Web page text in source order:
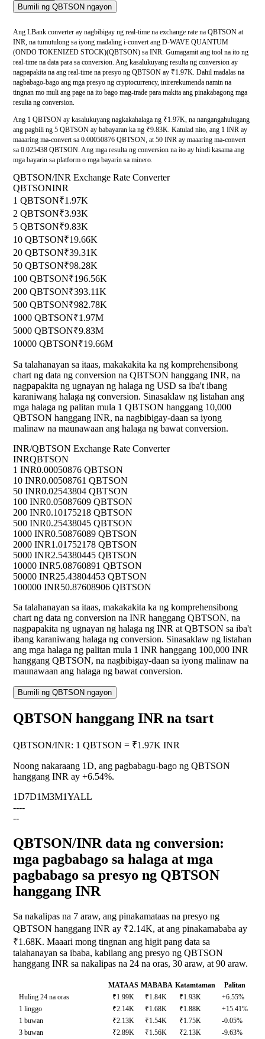
Bumili ng QBTSON ngayon
Ang LBank converter ay nagbibigay ng real-time na exchange rate na QBTSON at
INR, na tumutulong sa iyong madaling i-convert ang D-WAVE QUANTUM
(ONDO TOKENIZED STOCK)(QBTSON) sa INR. Gumagamit ang tool na ito ng
real-time na data para sa conversion. Ang kasalukuyang resulta ng conversion ay
nagpapakita na ang real-time na presyo ng QBTSON ay ₹1.97K. Dahil madalas na
nagbabago-bago ang mga presyo ng cryptocurrency, inirerekumenda namin na
tingnan mo muli ang page na ito bago mag-trade para makita ang pinakabagong mga
resulta ng conversion.
Ang 1 QBTSON ay kasalukuyang nagkakahalaga ng ₹1.97K, na nangangahulugang
ang pagbili ng 5 QBTSON ay babayaran ka ng ₹9.83K. Katulad nito, ang 1 INR ay
maaaring ma-convert sa 0.00050876 QBTSON, at 50 INR ay maaaring ma-convert
sa 0.025438 QBTSON. Ang mga resulta ng conversion na ito ay hindi kasama ang
mga bayarin sa platform o mga bayarin sa minero.
QBTSON/INR Exchange Rate Converter
QBTSONINR
1 QBTSON₹1.97K
2 QBTSON₹3.93K
5 QBTSON₹9.83K
10 QBTSON₹19.66K
20 QBTSON₹39.31K
50 QBTSON₹98.28K
100 QBTSON₹196.56K
200 QBTSON₹393.11K
500 QBTSON₹982.78K
1000 QBTSON₹1.97M
5000 QBTSON₹9.83M
10000 QBTSON₹19.66M
Sa talahanayan sa itaas, makakakita ka ng komprehensibong
chart ng data ng conversion na QBTSON hanggang INR, na
nagpapakita ng ugnayan ng halaga ng USD sa iba't ibang
karaniwang halaga ng conversion. Sinasaklaw ng listahan ang
mga halaga ng palitan mula 1 QBTSON hanggang 10,000
QBTSON hanggang INR, na nagbibigay-daan sa iyong
malinaw na maunawaan ang halaga ng bawat conversion.
INR/QBTSON Exchange Rate Converter
INRQBTSON
1 INR0.00050876 QBTSON
10 INR0.00508761 QBTSON
50 INR0.02543804 QBTSON
100 INR0.05087609 QBTSON
200 INR0.10175218 QBTSON
500 INR0.25438045 QBTSON
1000 INR0.50876089 QBTSON
2000 INR1.01752178 QBTSON
5000 INR2.54380445 QBTSON
10000 INR5.08760891 QBTSON
50000 INR25.43804453 QBTSON
100000 INR50.87608906 QBTSON
Sa talahanayan sa itaas, makakakita ka ng komprehensibong
chart ng data ng conversion na INR hanggang QBTSON, na
nagpapakita ng ugnayan ng halaga ng INR at QBTSON sa iba't
ibang karaniwang halaga ng conversion. Sinasaklaw ng listahan
ang mga halaga ng palitan mula 1 INR hanggang 100,000 INR
hanggang QBTSON, na nagbibigay-daan sa iyong malinaw na
maunawaan ang halaga ng bawat conversion.
Bumili ng QBTSON ngayon
QBTSON hanggang INR na tsart
QBTSON/INR: 1 QBTSON = ₹1.97K INR
Noong nakaraang 1D, ang pagbabagu-bago ng QBTSON
hanggang INR ay +6.54%.
1D7D1M3M1YALL
----
--
QBTSON/INR data ng conversion:
mga pagbabago sa halaga at mga
pagbabago sa presyo ng QBTSON
hanggang INR
Sa nakalipas na 7 araw, ang pinakamataas na presyo ng
QBTSON hanggang INR ay ₹2.14K, at ang pinakamababa ay
₹1.68K. Maaari mong tingnan ang higit pang data sa
talahanayan sa ibaba, kabilang ang presyo ng QBTSON
hanggang INR sa nakalipas na 24 na oras, 30 araw, at 90 araw.
MATAAS MABABA Katamtaman
Palitan
Huling 24 na oras
₹1.99K ₹1.84K ₹1.93K
+6.55%
1 linggo
₹2.14K ₹1.68K ₹1.88K
+15.41%
1 buwan
₹2.13K ₹1.54K ₹1.75K
-0.05%
3 buwan
₹2.89K ₹1.56K ₹2.13K -9.63%